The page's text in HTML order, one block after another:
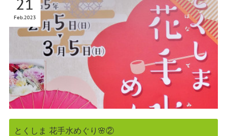
とくしま 花手水めぐり🌸②
Feb2023